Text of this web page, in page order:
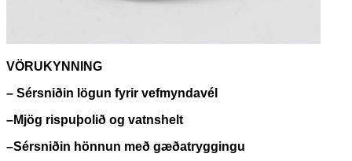
VÖRUKYNNING
– Sérsniðin lögun fyrir vefmyndavél
–Mjög rispuþolið og vatnshelt
–Sérsniðin hönnun með gæðatryggingu